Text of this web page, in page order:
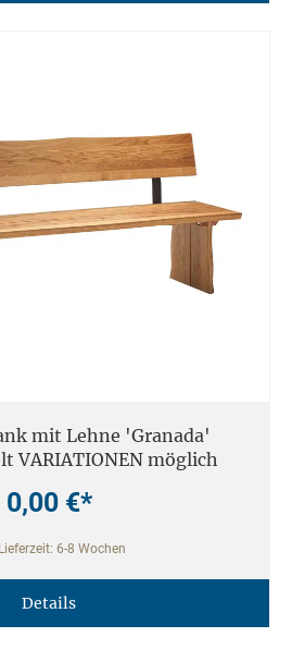
mit Lehne 'Granada'
VARIATIONEN möglich
0,00 €*
Lieferzeit: 6-8 Wochen
Details